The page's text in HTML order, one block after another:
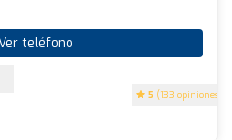
5 (133 opiniones)
teléfono